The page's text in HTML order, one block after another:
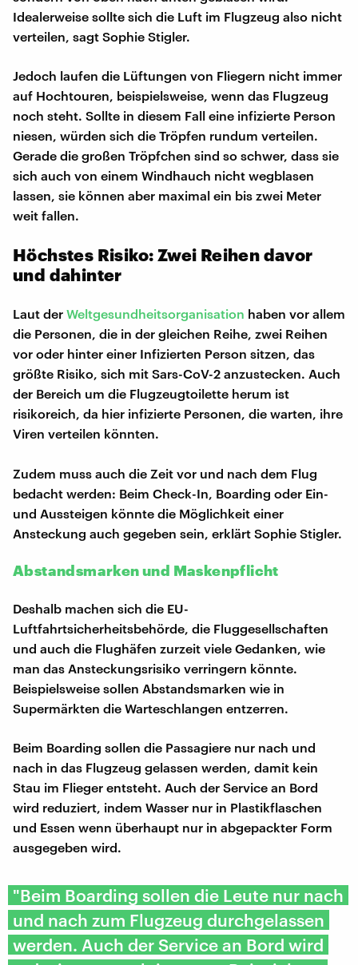
Idealerweise sollte sich die Luft im Flugzeug also nicht
verteilen, sagt Sophie Stigler.
Jedoch laufen die Lüftungen von Fliegern nicht immer
auf Hochtouren, beispielsweise, wenn das Flugzeug
noch steht. Sollte in diesem Fall eine infizierte Person
niesen, würden sich die Tröpfen rundum verteilen.
Gerade die großen Tröpfchen sind so schwer, dass sie
sich auch von einem Windhauch nicht wegblasen
lassen, sie können aber maximal ein bis zwei Meter
weit fallen.
Höchstes Risiko: Zwei Reihen davor
und dahinter
Laut der Weltgesundheitsorganisation haben vor allem
die Personen, die in der gleichen Reihe, zwei Reihen
vor oder hinter einer Infizierten Person sitzen, das
größte Risiko, sich mit Sars-CoV-2 anzustecken. Auch
der Bereich um die Flugzeugtoilette herum ist
risikoreich, da hier infizierte Personen, die warten, ihre
Viren verteilen könnten.
Zudem muss auch die Zeit vor und nach dem Flug
bedacht werden: Beim Check-In, Boarding oder Ein-
und Aussteigen könnte die Möglichkeit einer
Ansteckung auch gegeben sein, erklärt Sophie Stigler.
Abstandsmarken und Maskenpflicht
Deshalb machen sich die EU-
Luftfahrtsicherheitsbehörde, die Fluggesellschaften
und auch die Flughäfen zurzeit viele Gedanken, wie
man das Ansteckungsrisiko verringern könnte.
Beispielsweise sollen Abstandsmarken wie in
Supermärkten die Warteschlangen entzerren.
Beim Boarding sollen die Passagiere nur nach und
nach in das Flugzeug gelassen werden, damit kein
Stau im Flieger entsteht. Auch der Service an Bord
wird reduziert, indem Wasser nur in Plastikflaschen
und Essen wenn überhaupt nur in abgepackter Form
ausgegeben wird.
"Beim Boarding sollen die Leute nur nach
und nach zum Flugzeug durchgelassen
werden. Auch der Service an Bord wird